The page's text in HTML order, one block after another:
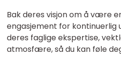
Bak deres visjon om å være
engasjement for kontinuerlig
deres faglige ekspertise,
atmosfære, så du kan føle